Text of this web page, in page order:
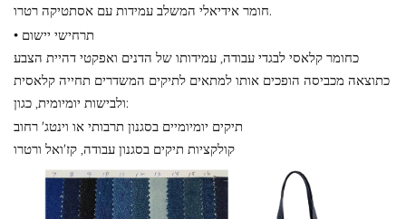
חומר אידיאלי המשלב עמידות עם אסתטיקה רטרו.
• תרחישי יישום
כחומר קלאסי לבגדי עבודה, עמידותו של הדנים ואפקטי דהיית הצבע
כתוצאה מכביסה הופכים אותו למתאים לתיקים המשדרים תחייה קלאסית
ולבישות יומיומית, כגון:
תיקים יומיומיים בסגנון תרבותי או וינטג' רחוב
קולקציות תיקים בסגנון עבודה, קז'ואל ורטרו